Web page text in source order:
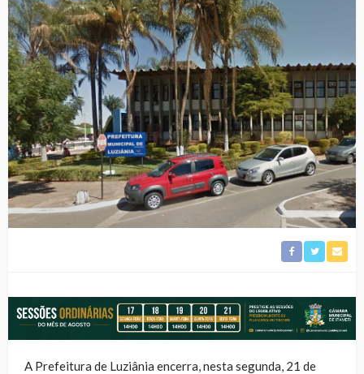
A Prefeitura de Luziânia encerra, nesta segunda, 21 de